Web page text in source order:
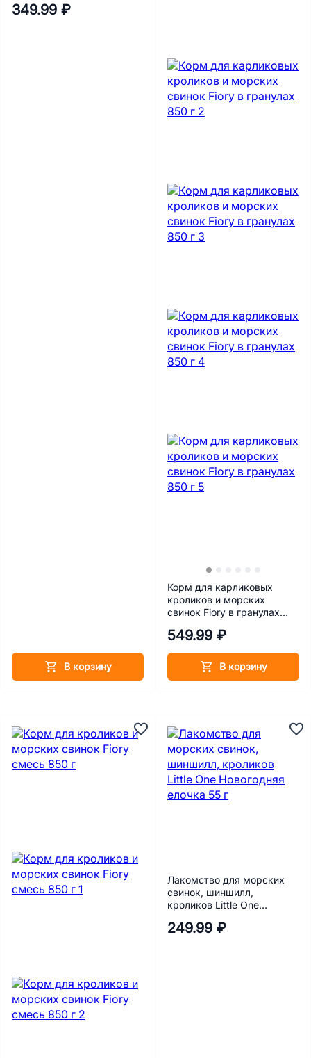
349.99 ₽
В корзину
Корм для карликовых
кроликов и морских
свинок Fiory в гранулах
549.99 ₽
В корзину
Лакомство для морских
свинок, шиншилл,
кроликов Little One
249.99 ₽